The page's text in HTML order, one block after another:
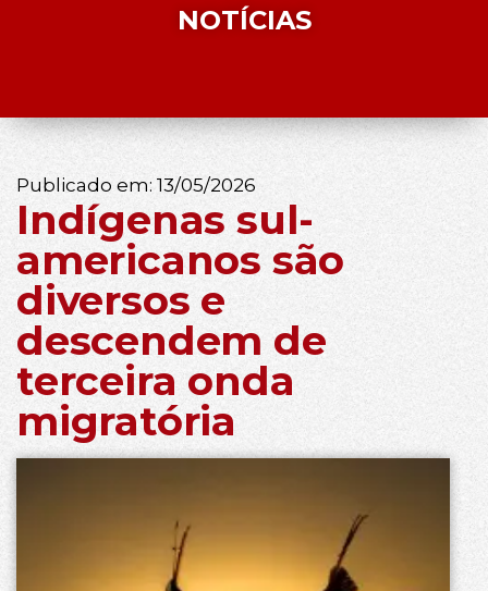
NOTÍCIAS
Publicado em: 13/05/2026
Indígenas sul-
americanos são
diversos e
descendem de
terceira onda
migratória